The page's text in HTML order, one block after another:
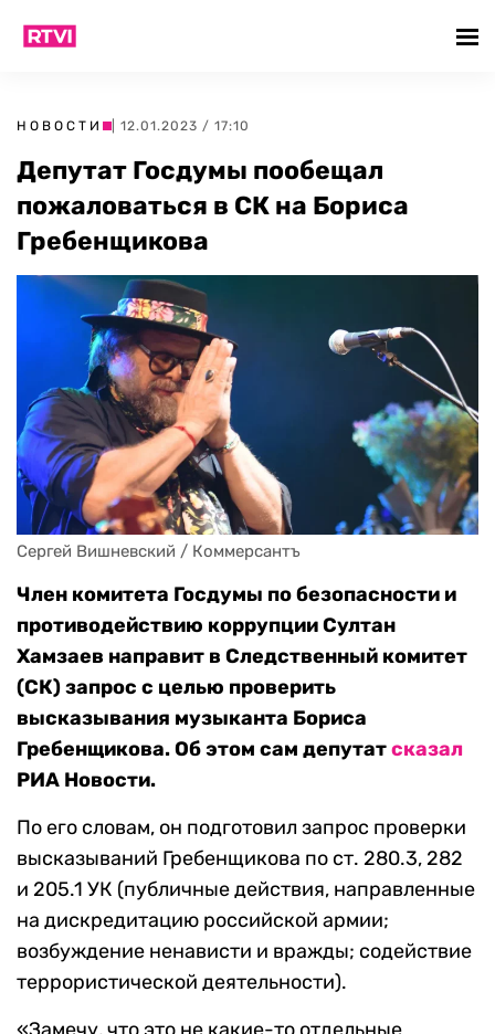
НОВОСТИ | 12.01.2023 / 17:10
Депутат Госдумы пообещал
пожаловаться в СК на Бориса
Гребенщикова
Сергей Вишневский / Коммерсантъ
Член комитета Госдумы по безопасности и
противодействию коррупции Султан
Хамзаев направит в Следственный комитет
(СК) запрос с целью проверить
высказывания музыканта Бориса
Гребенщикова. Об этом сам депутатсказал
РИА Новости.
По его словам, он подготовил запрос проверки
высказываний Гребенщикова по ст. 280.3, 282
и 205.1 УК (публичные действия, направленные
на дискредитацию российской армии;
возбуждение ненависти и вражды; содействие
террористической деятельности).